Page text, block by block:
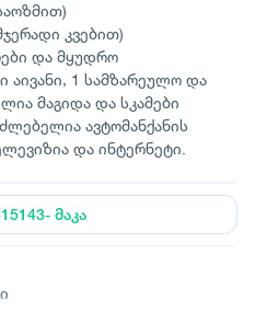
კვებით)
და მყუდრო
აივანი, 1 სამზარეულო და
მაგიდა და სკამები
ავტომანქანის
და ინტერნეტი.
მაკა